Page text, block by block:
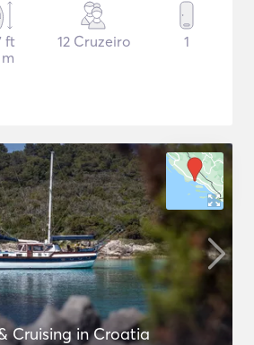
ft
m
12 Cruzeiro 1
Cruising in Croatia